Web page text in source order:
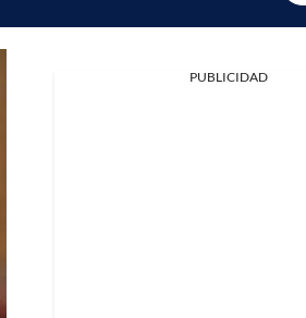
PUBLICIDAD